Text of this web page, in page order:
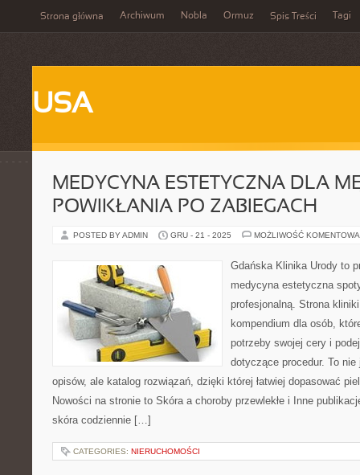
Strona główna Archiwum Nobla Ormuz Spis Treści Tagi
USA
MEDYCYNA ESTETYCZNA DLA
POWIKŁANIA PO ZABIEGACH
POSTED BY ADMIN GRU - 21 - 2025 MOŻLIWOŚĆ
Gdańska Klinika Urody to
medycyna estetyczna
profesjonalną. Strona
kompendium dla osób,
potrzeby swojej cery i
dotyczące procedur. To
opisów, ale katalog rozwiązań, dzięki której łatwiej dopasować
Nowości na stronie to Skóra a choroby przewlekłe i Inne
skóra codziennie […]
CATEGORIES: NIERUCHOMOŚCI